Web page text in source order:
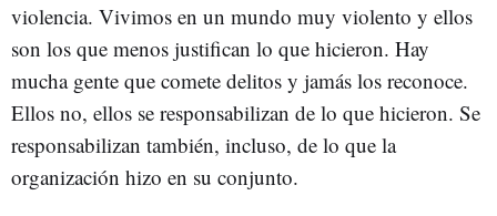
violencia. Vivimos en un mundo muy violento y ellos
son los que menos justifican lo que hicieron. Hay
mucha gente que comete delitos y jamás los reconoce.
Ellos no, ellos se responsabilizan de lo que hicieron. Se
responsabilizan también, incluso, de lo que la
organización hizo en su conjunto.